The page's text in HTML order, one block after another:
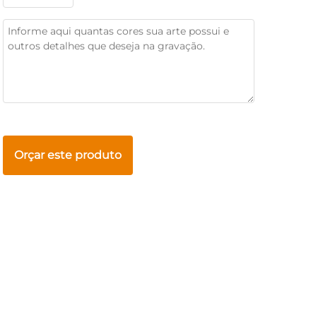
Orçar este produto